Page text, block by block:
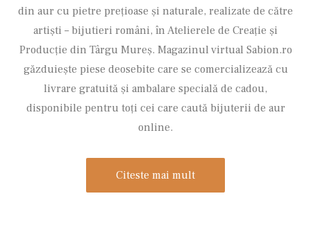
din aur cu pietre prețioase și naturale, realizate de către
artiști – bijutieri români, în Atelierele de Creație și
Producție din Târgu Mureș. Magazinul virtual Sabion.ro
găzduiește piese deosebite care se comercializează cu
livrare gratuită și ambalare specială de cadou,
disponibile pentru toți cei care caută bijuterii de aur
online.
Citeste mai mult